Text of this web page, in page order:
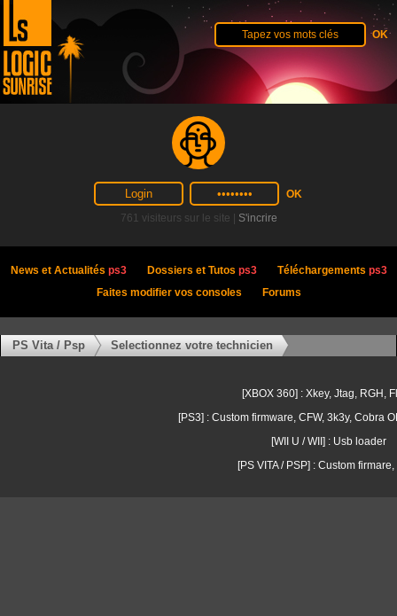
761 visiteurs sur le site | S'incrire
News et Actualités ps3 Dossiers et Tutos ps3 Téléchargements ps3
Faites modifier vos consoles
Forums
PS Vita / Psp Selectionnez votre technicien
[XBOX 360] : Xkey, Jtag, RGH,
[PS3] : Custom firmware, CFW, 3k3y, Cobra
[WII U / WII] : Usb loader
[PS VITA / PSP] : Custom firmare,